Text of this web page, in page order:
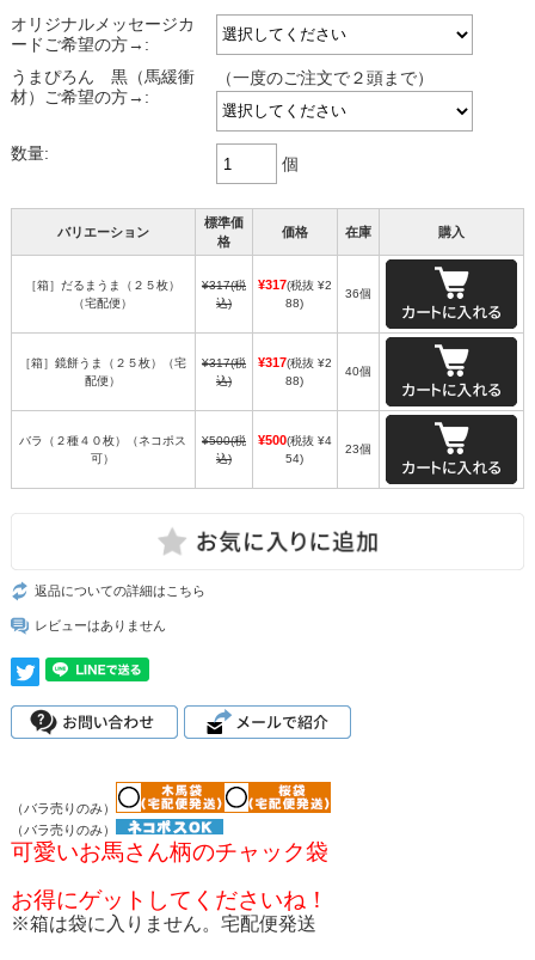
オリジナルメッセージカ
ードご希望の方→:
うまぴろん 黒（馬緩衝
材）ご希望の方→:
（一度のご注文で２頭まで）
数量:
個
バリエーション
標準価
格
価格 在庫 購入
［箱］だるまうま（２５枚）
（宅配便）
¥317(税
込)
¥317(税抜 ¥2
88)
36個
［箱］鏡餅うま（２５枚）（宅
配便）
¥317(税
込)
¥317(税抜 ¥2
88)
40個
バラ（２種４０枚）（ネコポス
可）
¥500(税
込)
¥500(税抜 ¥4
54)
23個
返品についての詳細はこちら
レビューはありません
（バラ売りのみ）
（バラ売りのみ）
可愛いお馬さん柄のチャック袋
お得にゲットしてくださいね！
※箱は袋に入りません。宅配便発送